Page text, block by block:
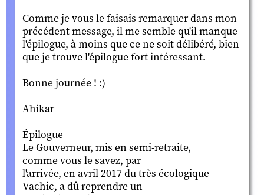
Comme je vous le faisais remarquer dans mon
précédent message, il me semble qu'il manque
l'épilogue, à moins que ce ne soit délibéré, bien
que je trouve l'épilogue fort intéressant.
Bonne journée ! :)
Ahikar
Épilogue
Le Gouverneur, mis en semi-retraite,
comme vous le savez, par
l'arrivée, en avril 2017 du très écologique
Vachic, a dû reprendre un